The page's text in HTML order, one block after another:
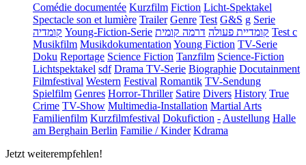
Comédie documentée Kurzfilm Fiction Licht-Spektakel
Spectacle son et lumière Trailer Genre Test G&S g Serie
קומדיה Young-Fiction-Serie קומדיית פעולה דרמה קומית
Test c
Musikfilm Musikdokumentation Young Fiction TV-Serie
Doku Reportage Science Fiction Tanzfilm Science-Fiction
Lichtspektakel sdf Drama TV-Serie Biographie Docutainment
Filmfestival Western Festival Romantik TV-Sendung
Spielfilm Genres Horror-Thriller Satire Divers History True
Crime TV-Show Multimedia-Installation Martial Arts
Familienfilm Kurzfilmfestival Dokufiction - Austellung Halle
am Berghain Berlin Familie / Kinder Kdrama
Jetzt weiterempfehlen!